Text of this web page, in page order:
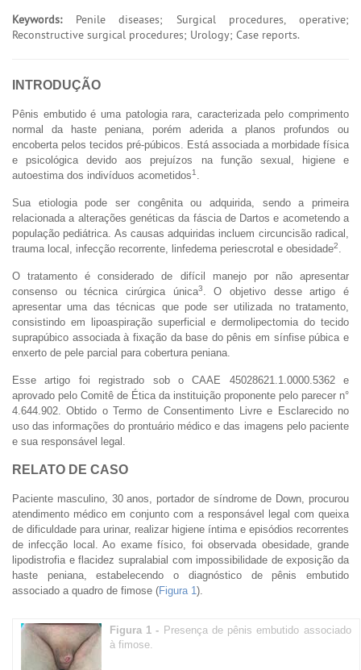
Keywords:Penile diseases; Surgical procedures, operative;
Reconstructive surgical procedures; Urology; Case reports.
INTRODUÇÃO
Pênis embutido é uma patologia rara, caracterizada pelo comprimento
normal da haste peniana, porém aderida a planos profundos ou
encoberta pelos tecidos pré-púbicos. Está associada a morbidade física
e psicológica devido aos prejuízos na função sexual, higiene e
autoestima dos indivíduos acometidos1
Sua etiologia pode ser congênita ou adquirida, sendo a primeira
relacionada a alterações genéticas da fáscia de Dartos e acometendo a
população pediátrica. As causas adquiridas incluem circuncisão radical,
trauma local, infecção recorrente, linfedema periescrotal e obesidade2
O tratamento é considerado de difícil manejo por não apresentar
consenso ou técnica cirúrgica única3
. O objetivo desse artigo é
apresentar uma das técnicas que pode ser utilizada no tratamento,
consistindo em lipoaspiração superficial e dermolipectomia do tecido
suprapúbico associada à fixação da base do pênis em sínfise púbica e
enxerto de pele parcial para cobertura peniana.
Esse artigo foi registrado sob o CAAE 45028621.1.0000.5362 e
aprovado pelo Comitê de Ética da instituição proponente pelo parecer n°
4.644.902. Obtido o Termo de Consentimento Livre e Esclarecido no
uso das informações do prontuário médico e das imagens pelo paciente
e sua responsável legal.
RELATO DE CASO
Paciente masculino, 30 anos, portador de síndrome de Down, procurou
atendimento médico em conjunto com a responsável legal com queixa
de dificuldade para urinar, realizar higiene íntima e episódios recorrentes
de infecção local. Ao exame físico, foi observada obesidade, grande
lipodistrofia e flacidez supralabial com impossibilidade de exposição da
haste peniana, estabelecendo o diagnóstico de pênis embutido
associado a quadro de fimose (Figura 1 ).
Figura 1 - Presença de pênis embutido associado
à fimose.